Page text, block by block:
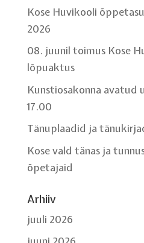
Kose Huvikooli
2026
08. juunil toimus Kose
lõpuaktus
Kunstiosakonna avatud
17.00
Tänuplaadid ja
Kose vald tänas ja
õpetajaid
Arhiiv
juuli 2026